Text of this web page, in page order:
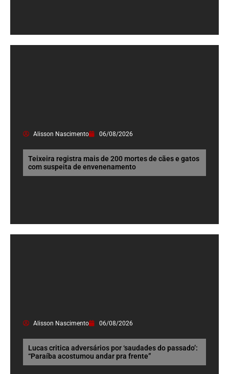
Alisson Nascimento 06/08/2026
Teixeira registra mais de 200 mortes de cães e gatos
com suspeita de envenenamento
Alisson Nascimento 06/08/2026
Lucas critica adversários por ‘saudades do passado’:
“Paraíba acostumou andar pra frente”